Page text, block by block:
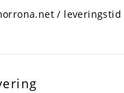
/ leveringstid